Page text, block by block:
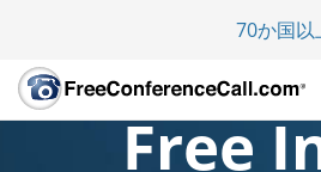
70か国以
Free